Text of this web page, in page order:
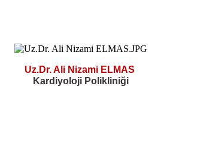
Uz.Dr. Ali Nizami ELMAS
Kardiyoloji Polikliniği